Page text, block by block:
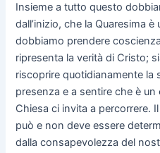
Insieme a tutto questo
dall’inizio, che la Quaresima
dobbiamo prendere
ripresenta la verità di Cristo;
riscoprire quotidianamente la
presenza e a sentire che è
Chiesa ci invita a percorrere.
può e non deve essere
dalla consapevolezza del